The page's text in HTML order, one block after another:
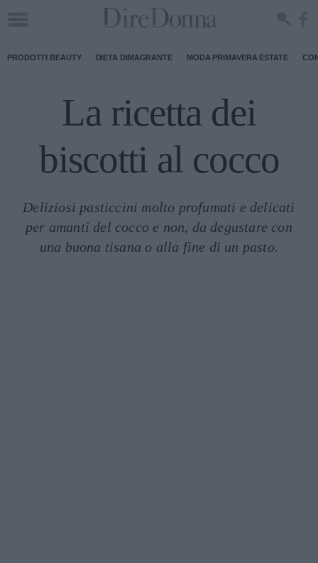
PRODOTTI BEAUTY DIETA DIMAGRANTE MODA PRIMAVERA ESTATE
La ricetta dei
biscotti al cocco
Deliziosi pasticcini molto profumati e delicati
per amanti del cocco e non, da degustare con
una buona tisana o alla fine di un pasto.